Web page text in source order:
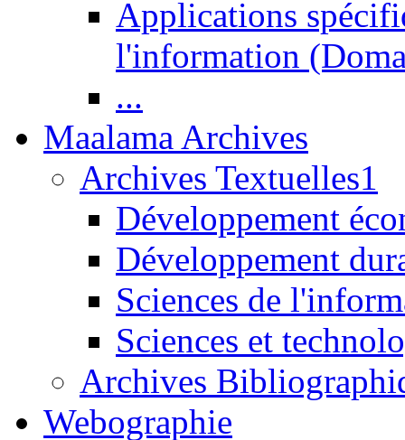
Applications
l'information
...
Maalama Archives
Archives Textuelles1
Développement
Développement
Sciences de
Sciences et
Archives
Webographie